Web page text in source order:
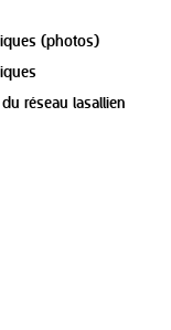
(photos)
réseau lasallien